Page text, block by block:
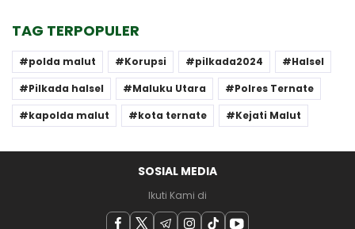
TAG TERPOPULER
polda malut Korupsi pilkada2024
Halsel
Pilkada halsel
Maluku Utara
Polres Ternate
kapolda malut
kota ternate Kejati Malut
SOSIAL MEDIA
Ikuti Kami di